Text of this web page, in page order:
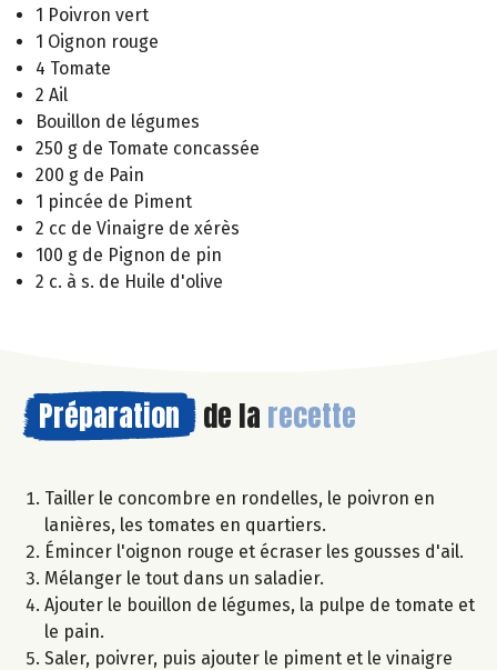
1 Poivron vert
1 Oignon rouge
4 Tomate
2 Ail
Bouillon de légumes
250 g de Tomate concassée
200 g de Pain
1 pincée de Piment
2 cc de Vinaigre de xérès
100 g de Pignon de pin
2 c. à s. de Huile d'olive
Préparation de la recette
Tailler le concombre en rondelles, le poivron en
lanières, les tomates en quartiers.
Émincer l'oignon rouge et écraser les gousses d'ail.
Mélanger le tout dans un saladier.
Ajouter le bouillon de légumes, la pulpe de tomate et
le pain.
Saler, poivrer, puis ajouter le piment et le vinaigre